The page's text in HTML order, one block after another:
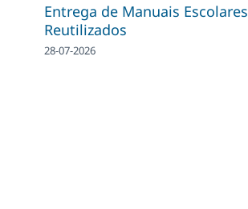
Entrega de Manuais Escolares
Reutilizados
28-07-2026